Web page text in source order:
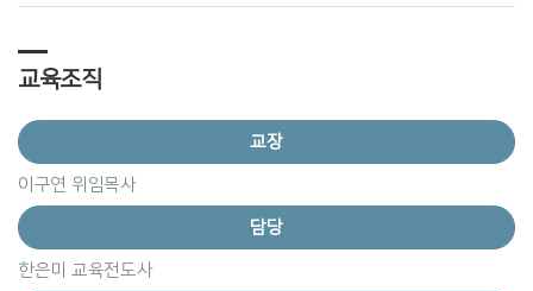
교육조직
교장
이구연 위임목사
담당
한은미 교육전도사